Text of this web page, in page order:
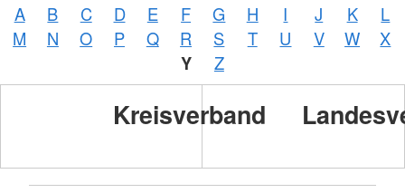
A B C D E F G H I J K
L
M
N O P Q R S T U V W X
Y Z
Kreisverband